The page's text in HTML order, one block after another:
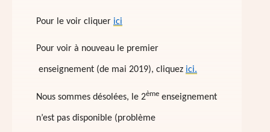
Pour le voir cliquer ici
Pour voir à nouveau le premier
enseignement (de mai 2019), cliquez ici.
Nous sommes désolées, le 2ème enseignement
n’est pas disponible (problème